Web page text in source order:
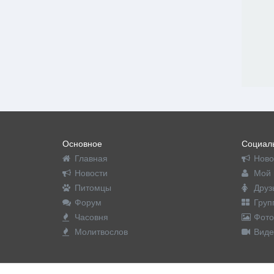
Основное
Главная
Новости
Питомцы
Форум
Часовня
Молитвослов
Мой
Фото